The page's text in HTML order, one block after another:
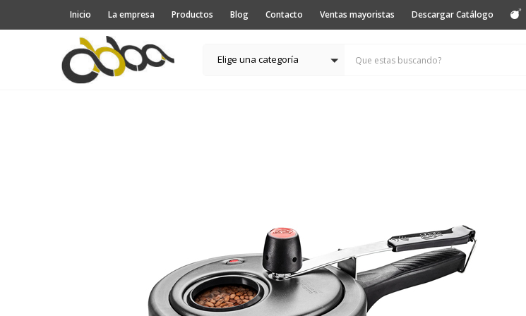
Inicio La empresa Productos Blog Contacto Ventas mayoristas Descargar Catálogo
Elige una categoría